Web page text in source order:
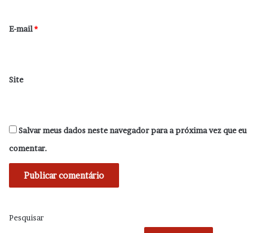
*
E-mail*
Site
Salvar meus dados neste navegador para a próxima vez que eu
comentar.
Pesquisar